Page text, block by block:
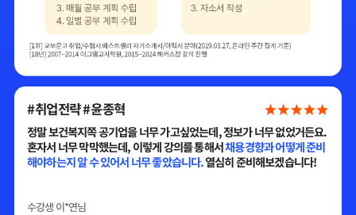
#취업전략 #윤종혁
정말 보건복지쪽 공기업을 너무 가고싶었는데, 정보가 너무 없었거든요.
혼자서 너무 막막했는데, 이렇게 강의를 통해서채용경향과 어떻게 준비
해야하는지 알 수 있어서 너무 좋았습니다.열심히 준비해보겠습니다!
수강생 이*연님